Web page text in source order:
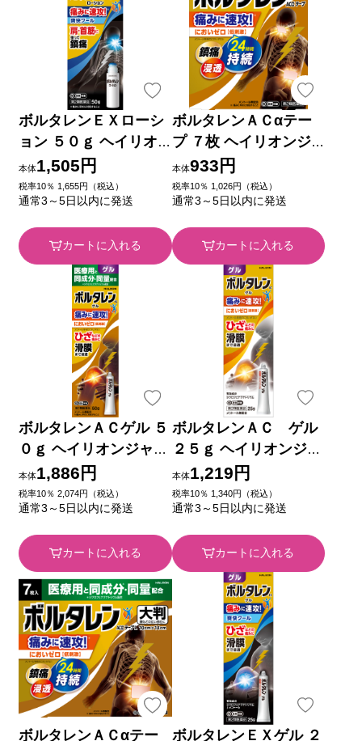
ボルタレンＥＸローシ
ョン ５０ｇ ヘイリオ
ンジャパン 【第2類医
薬品】
本体1,505円
税率10％ 1,655円（税込）
通常3～5日以内に発送
カートに入れる
ボルタレンＡＣαテー
プ ７枚 ヘイリオンジ
ャパン 【第2類医薬
品】
本体933円
税率10％ 1,026円（税込）
通常3～5日以内に発送
カートに入れる
ボルタレンＡＣゲル ５
０ｇ ヘイリオンジャパ
ン 【第2類医薬品】
本体1,886円
税率10％ 2,074円（税込）
通常3～5日以内に発送
カートに入れる
ボルタレンＡＣ ゲル
２５ｇ ヘイリオンジャ
パン 【第2類医薬品】
本体1,219円
税率10％ 1,340円（税込）
通常3～5日以内に発送
カートに入れる
ボルタレンＡＣαテー ボルタレンＥＸゲル ２